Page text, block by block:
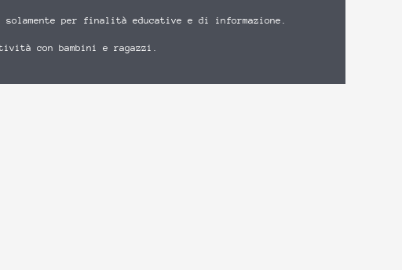
per finalità educative e di informazione.
con bambini e ragazzi.